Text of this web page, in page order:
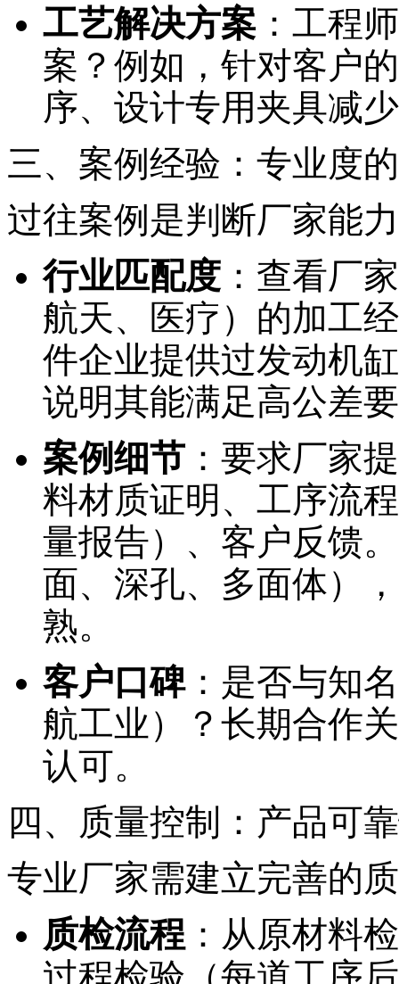
工艺解决方案 ：工程
案？例如，针对客户
序、设计专用夹具减
三、案例经验：专业度
过往案例是判断厂家能
行业匹配度 ：查看厂
航天、医疗）的加工
件企业提供过发动机
说明其能满足高公差
案例细节 ：要求厂家
料材质证明、工序流
量报告）、客户反馈
面、深孔、多面体）
熟。
客户口碑：是否与知
航工业）？长期合作
认可。
四、质量控制：产品可
专业厂家需建立完善的
质检流程 ：从原材料